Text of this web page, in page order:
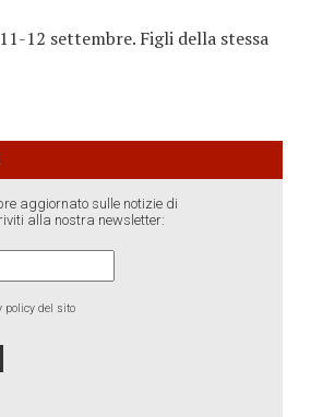
12 settembre. Figli della stessa
aggiornato sulle notizie di
alla nostra newsletter:
policy del sito